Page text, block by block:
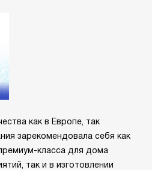
как в Европе, так
зарекомендовала себя как
класса для дома
так и в изготовлении